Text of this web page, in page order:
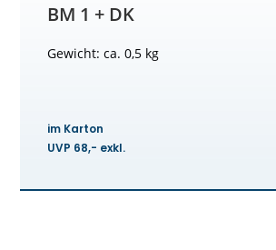
BM 1 + DK
Gewicht: ca. 0,5 kg
im Karton
UVP 68,- exkl.